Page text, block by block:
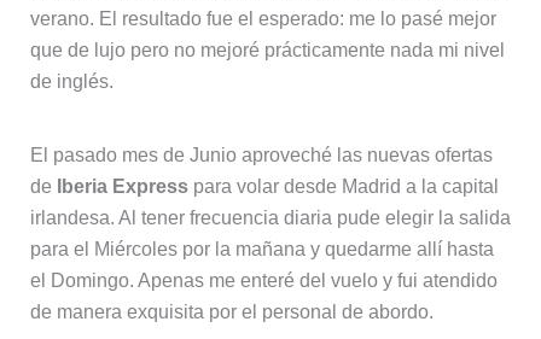
verano. El resultado fue el esperado: me lo pasé mejor
que de lujo pero no mejoré prácticamente nada mi nivel
de inglés.
El pasado mes de Junio aproveché las nuevas ofertas
de
Iberia Expresspara volar desde Madrid a la capital
irlandesa. Al tener frecuencia diaria pude elegir la salida
para el Miércoles por la mañana y quedarme allí hasta
el Domingo. Apenas me enteré del vuelo y fui atendido
de manera exquisita por el personal de abordo.